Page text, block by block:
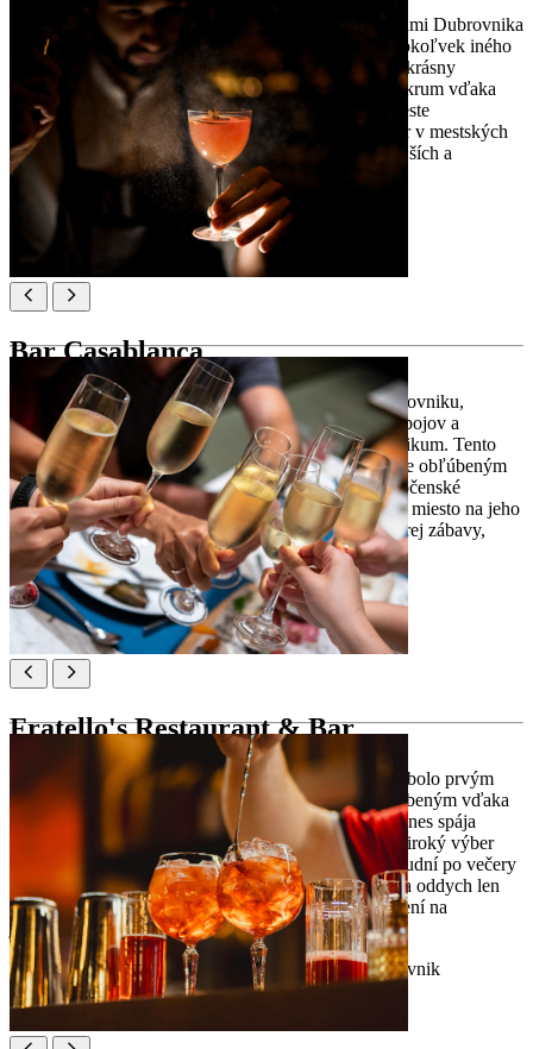
Bar Bard, ktorý sa nachádza pod historickými hradbami Dubrovnika
ponúka jedinečný zážitok, ktorý ho odlišuje od akéhokoľvek iného
miesta v tejto oblasti. Táto kaviareň na útese ponúka krásny
panoramatický výhľad na more a malebný ostrov Lokrum vďaka
čomu je miestom, ktoré musíte navštíviť v Starom meste
Dubrovnika. Prístup je možný iba cez diskrétny otvor v mestských
hradbách, čo robí z Bard Baru jeden z najexkluzívnejších a
najatraktívnejších barov v Dubrovniku.
Poloha: Ul. Ispod Mira 14, 20000, Dubrovnik
Bar Casablanca
Bar Casablanca, synonymum nočného života v Dubrovniku,
ponúka neodolateľnú zmes lahodných miešaných nápojov a
elektrizujúcu atmosféru, ktorá priťahuje mladšie publikum. Tento
bar, ktorý sa nachádza v Starom meste Dubrovníka, je obľúbeným
miestom stretnutí pre tých, ktorí hľadajú relax a spoločenské
aktivity. Či už začínate večer alebo hľadáte perfektné miesto na jeho
ukončenie, Bar Casablanca ponúka zážitok plný dobrej zábavy,
vynikajúcich chutí a fantastickej hudby.
Poloha:Zamanjina ul. 7, 20000, Dubrovnik
Fratello's Restaurant & Bar
Fratellos Restaurant & Bar, ktoré založili traja bratia, bolo prvým
prosecco barom v Dubrovníku a rýchlo sa stalo obľúbeným vďaka
živej atmosfére a krásnemu výhľadu na Boninovo. Dnes spája
vlastné prosecco, kreatívne koktaily, kvalitné vína a široký výber
nápojov s hudbou a zábavou. Od pohodových popoludní po večery
s koncertmi a DJ-mi je Fratellos ideálnym miestom na oddych len
pár minút od Starého Mesta – a každá návšteva sa mení na
jedinečný dubrovnícky zážitok.
Poloha:Ul. branitelja Dubrovnika 42a, Dubrovnik